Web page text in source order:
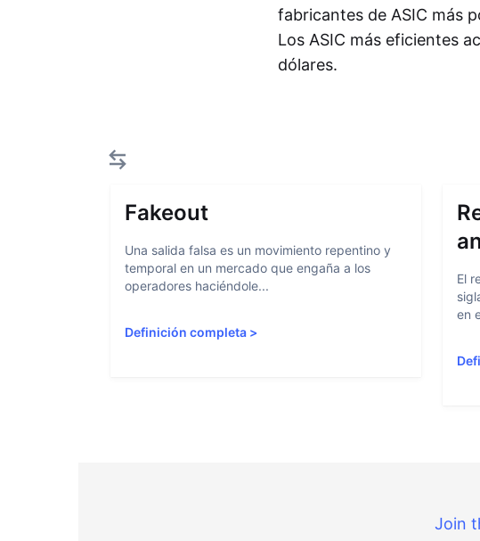
fabricantes de ASIC más
Los ASIC más eficientes
dólares.
Fakeout
Una salida falsa es un movimiento repentino y
temporal en un mercado que engaña a los
operadores haciéndole...
Definición completa >
El
en
Join